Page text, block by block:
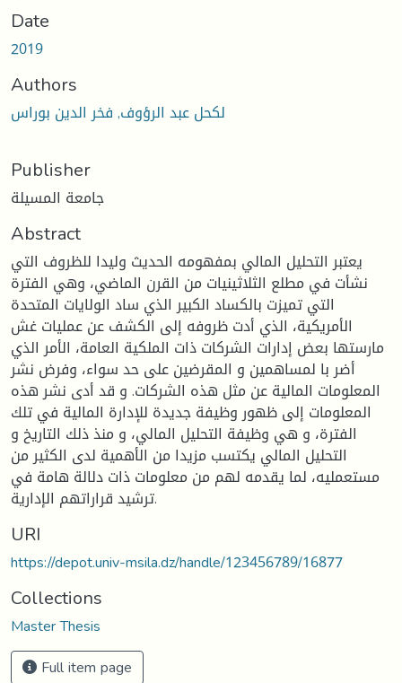
Date
2019
Authors
لكحل عبد الرؤوف, فخر الدين بوراس
Publisher
جامعة المسيلة
Abstract
يعتبر التحليل المالي بمفهومه الحديث وليدا للظروف التي
نشأت في مطلع الثلاثينيات من القرن الماضي، وهي الفترة
التي تميزت بالكساد الكبير الذي ساد الولايات المتحدة
الأمريكية، الذي أدت ظروفه إلى الكشف عن عمليات غش
مارستها بعض إدارات الشركات ذات الملكية العامة، الأمر الذي
أضر با لمساهمين و المقرضين على حد سواء، وفرض نشر
المعلومات المالية عن مثل هذه الشركات. و قد أدى نشر هذه
المعلومات إلى ظهور وظيفة جديدة للإدارة المالية في تلك
الفترة، و هي وظيفة التحليل المالي، و منذ ذلك التاريخ و
التحليل المالي يكتسب مزيدا من الأهمية لدى الكثير من
مستعمليه، لما يقدمه لهم من معلومات ذات دلالة هامة في
ترشيد قراراتهم الإدارية.
URI
https://depot.univ-msila.dz/handle/123456789/16877
Collections
Master Thesis
Full item page